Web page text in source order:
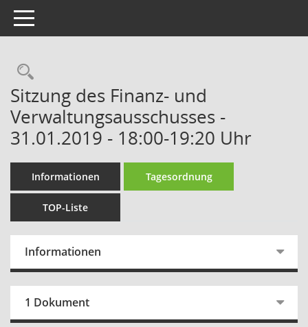
Toggle navigation
Rechercheauswahl
Sitzung des Finanz- und
Verwaltungsausschusses -
31.01.2019 - 18:00-19:20 Uhr
Informationen Tagesordnung
TOP-Liste
Informationen
1 Dokument